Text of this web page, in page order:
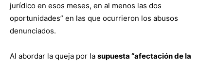
jurídico en esos meses, en al menos las dos
oportunidades” en las que ocurrieron los abusos
denunciados.
Al abordar la queja por la supuesta “afectación de la